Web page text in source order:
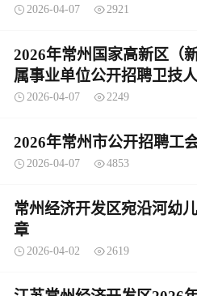
2026-04-07 2921
2026年常州国家高新区（
属事业单位公开招聘卫技
2026-04-07 2249
2026年常州市公开招聘工
2026-04-07 4853
常州经济开发区宛沿河幼
章
2026-04-02 2619